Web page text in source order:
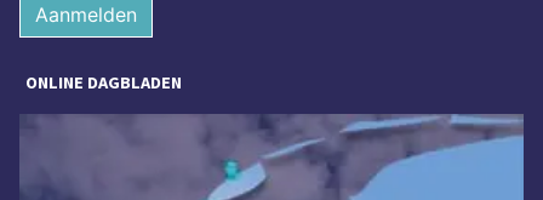
Aanmelden
ONLINE DAGBLADEN